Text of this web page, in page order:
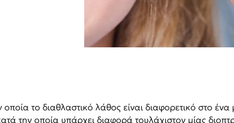
το διαθλαστικό λάθος είναι διαφορετικό στο
την οποία υπάρχει διαφορά τουλάχιστον μίας